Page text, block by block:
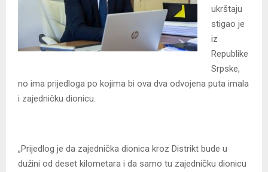
ukrštaju
stigao je
iz
Republike
Srpske,
no ima prijedloga po kojima bi ova dva odvojena puta imala
i zajedničku dionicu.
„Prijedlog je da zajednička dionica kroz Distrikt bude u
dužini od deset kilometara i da samo tu zajedničku dionicu